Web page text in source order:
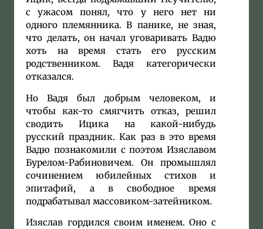
с ужасом понял, что у него нет ни
одного племянника. В панике, не зная,
что делать, он начал уговаривать Вадю
хоть на время стать его русским
родственником. Вадя категорически
отказался.
Но Вадя был добрым человеком, и
чтобы как-то смягчить отказ, решил
сводить Ицика на какой-нибудь
русский праздник. Как раз в это время
Вадю познакомили с поэтом Изяславом
Бурелом-Рабиновичем. Он промышлял
сочинением юбилейных стихов и
эпитафий, а в свободное время
подрабатывал массовиком-затейником.
Изяслав гордился своим именем. Оно с